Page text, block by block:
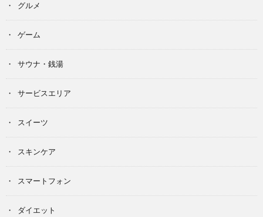
グルメ
ゲーム
サウナ・銭湯
サービスエリア
スイーツ
スキンケア
スマートフォン
ダイエット